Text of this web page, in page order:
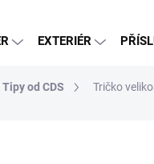
EXTERIÉR
Tipy od CDS Tričko